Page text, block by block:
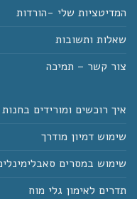
המדיטציות שלי -הורדות
שאלות ותשובות
צור קשר – תמיכה
איך רוכשים ומורידים בחנות
שימוש דמיון מודרך
שימוש במסרים
תדרים לאימון גלי מוח